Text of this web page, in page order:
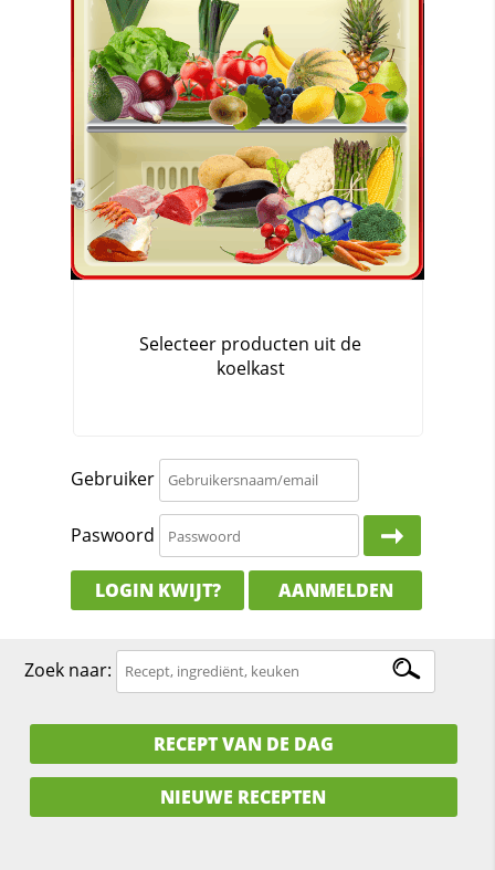
Gebruiker
Paswoord
LOGIN KWIJT? AANMELDEN
Zoek naar:
RECEPT VAN DE DAG
NIEUWE RECEPTEN